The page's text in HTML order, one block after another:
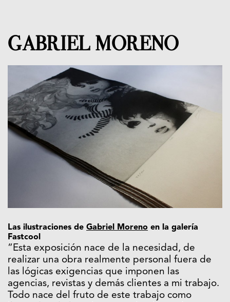
GABRIEL MORENO
Las ilustraciones de Gabriel Moreno en la galería
Fastcool
“Esta exposición nace de la necesidad, de
realizar una obra realmente personal fuera de
las lógicas exigencias que imponen las
agencias, revistas y demás clientes a mi trabajo.
Todo nace del fruto de este trabajo como